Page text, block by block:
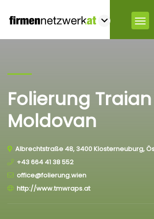
Folierung Traian
Moldovan
Albrechtstraße 48, 3400 Klosterneuburg,
+43 664 41 38 552
office@folierung.wien
http://www.tmwraps.at